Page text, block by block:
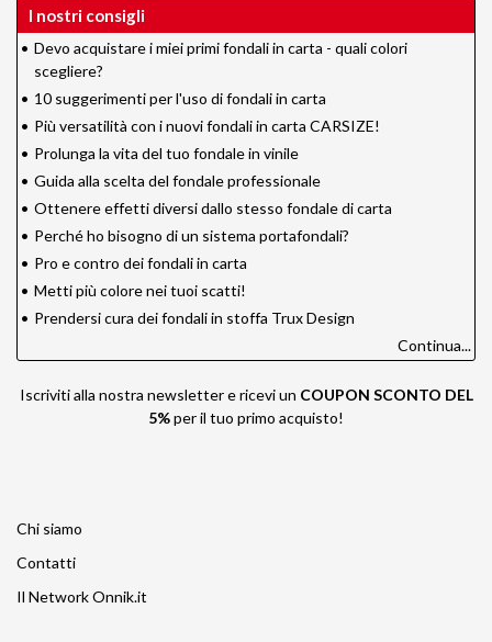
I nostri consigli
• Devo acquistare i miei primi fondali in carta - quali colori
scegliere?
• 10 suggerimenti per l'uso di fondali in carta
• Più versatilità con i nuovi fondali in carta CARSIZE!
• Prolunga la vita del tuo fondale in vinile
• Guida alla scelta del fondale professionale
• Ottenere effetti diversi dallo stesso fondale di carta
• Perché ho bisogno di un sistema portafondali?
• Pro e contro dei fondali in carta
• Metti più colore nei tuoi scatti!
• Prendersi cura dei fondali in stoffa Trux Design
Continua...
Iscriviti alla nostra newsletter e ricevi un COUPON SCONTO DEL
5%per il tuo primo acquisto!
Chi siamo
Contatti
Il Network Onnik.it